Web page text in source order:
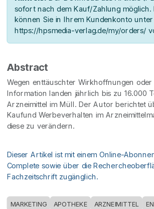
sofort nach dem Kauf/Zahlung möglich.
können Sie in Ihrem Kundenkonto unter
https://hpsmedia-verlag.de/my/orders/
Abstract
Wegen enttäuschter Wirkhoffnungen oder
Information landen jährlich bis zu 16.000
Arzneimittel im Müll. Der Autor berichtet
Kaufund Werbeverhalten im
diese zu verändern.
Dieser Artikel ist mit einem Online-
Complete sowie über die
Fachzeitschrift zugänglich.
MARKETING APOTHEKE ARZNEIMITTEL